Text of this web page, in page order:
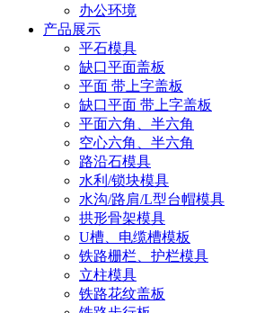
办公环境
产品展示
平石模具
缺口平面盖板
平面 带上字盖板
缺口平面 带上字盖板
平面六角、半六角
空心六角、半六角
路沿石模具
水利/锁块模具
水沟/路肩/L型台帽模具
拱形骨架模具
U槽、电缆槽模板
铁路栅栏、护栏模具
立柱模具
铁路花纹盖板